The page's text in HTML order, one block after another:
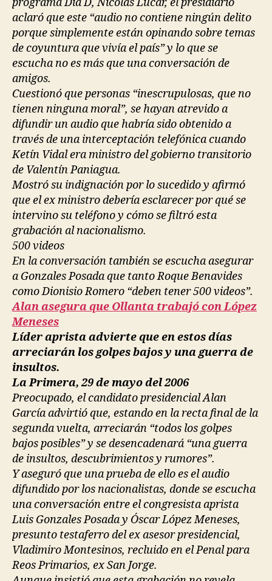
aclaró que este “audio no contiene ningún delito
porque simplemente están opinando sobre temas
de coyuntura que vivía el país” y lo que se
escucha no es más que una conversación de
amigos.
Cuestionó que personas “inescrupulosas, que no
tienen ninguna moral”, se hayan atrevido a
difundir un audio que habría sido obtenido a
través de una interceptación telefónica cuando
Ketín Vidal era ministro del gobierno transitorio
de Valentín Paniagua.
Mostró su indignación por lo sucedido y afirmó
que el ex ministro debería esclarecer por qué se
intervino su teléfono y cómo se filtró esta
grabación al nacionalismo.
500 videos
En la conversación también se escucha asegurar
a Gonzales Posada que tanto Roque Benavides
como Dionisio Romero “deben tener 500 videos”.
Alan asegura que Ollanta trabajó con López
Meneses
Líder aprista advierte que en estos días
arreciarán los golpes bajos y una guerra de
insultos.
La Primera, 29 de mayo del 2006
Preocupado, el candidato presidencial Alan
García advirtió que, estando en la recta final de la
segunda vuelta, arreciarán “todos los golpes
bajos posibles” y se desencadenará “una guerra
de insultos, descubrimientos y rumores”.
Y aseguró que una prueba de ello es el audio
difundido por los nacionalistas, donde se escucha
una conversación entre el congresista aprista
Luis Gonzales Posada y Óscar López Meneses,
presunto testaferro del ex asesor presidencial,
Vladimiro Montesinos, recluido en el Penal para
Reos Primarios, ex San Jorge.